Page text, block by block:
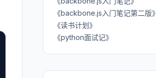
《backbone.js入门笔记第二版》
《读书计划》
《python面试记》